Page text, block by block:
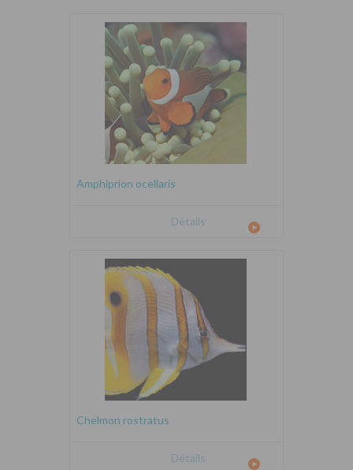
Amphiprion ocellaris
Détails
Chelmon rostratus
Détails